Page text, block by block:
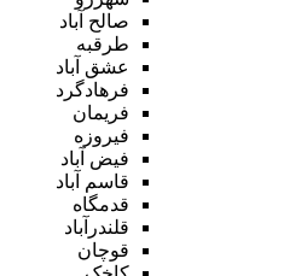
صالح آباد
طرقبه
عشق آباد
فرهادگرد
فریمان
فیروزه
فیض آباد
قاسم آباد
قدمگاه
قلندرآباد
قوچان